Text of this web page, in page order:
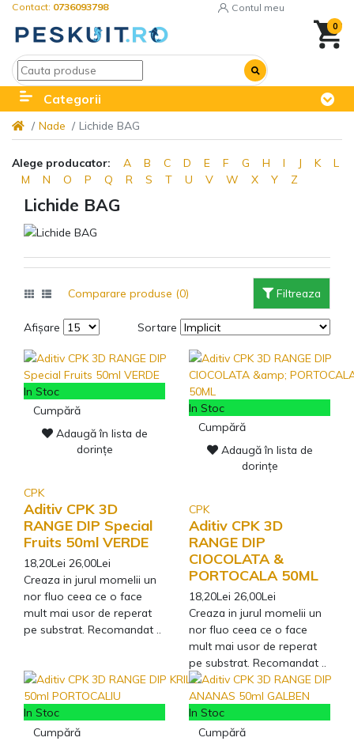
Contact: 0736093798 Contul meu
0
Categorii
Nade Lichide BAG
Alege producator: A B C D E F G H I J K
L
M
N O P Q R S T U V W X Y Z
Lichide BAG
Filtreaza
Comparare produse (0)
Afișare Sortare
In Stoc
Cumpără
Adaugă în lista de
dorințe
CPK
Aditiv CPK 3D
RANGE DIP Special
Fruits 50ml VERDE
18,20Lei 26,00Lei
Creaza in jurul momelii un
nor fluo ceea ce o face
mult mai usor de reperat
pe substrat. Recomandat ..
In Stoc
Cumpără
Adaugă în lista de
dorințe
CPK
Aditiv CPK 3D
RANGE DIP
CIOCOLATA &
PORTOCALA 50ML
18,20Lei 26,00Lei
Creaza in jurul momelii un
nor fluo ceea ce o face
mult mai usor de reperat
pe substrat. Recomandat ..
In Stoc
Cumpără
In Stoc
Cumpără